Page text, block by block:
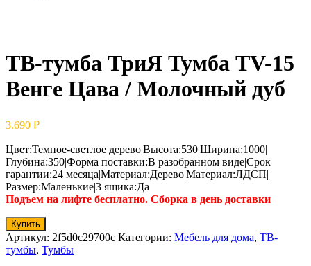
ТВ-тумба ТриЯ Тумба TV-15
Венге Цава / Молочный дуб
3.690 ₽
Цвет:Темное-cветлое дерево|Высота:530|Ширина:1000|
Глубина:350|Форма поставки:В разобранном виде|Срок
гарантии:24 месяца|Материал:Дерево|Материал:ЛДСП|
Размер:Маленькие|3 ящика:Да
Подъем на лифте бесплатно. Сборка в день доставки
Купить
Артикул: 2f5d0c29700c Категории: Мебель для дома, ТВ-
тумбы, Тумбы